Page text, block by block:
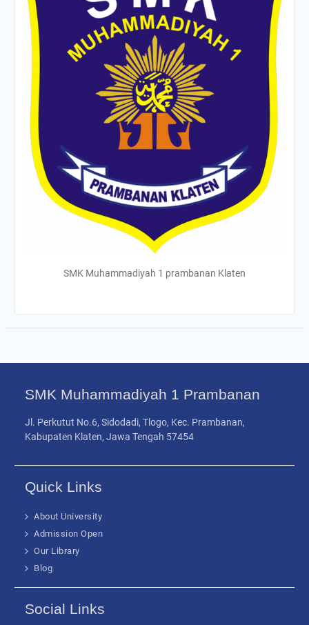
SMK Muhammadiyah 1 prambanan Klaten
SMK Muhammadiyah 1 Prambanan
Jl. Perkutut No.6, Sidodadi, Tlogo, Kec. Prambanan,
Kabupaten Klaten, Jawa Tengah 57454
Quick Links
About University
Admission Open
Our Library
Blog
Social Links